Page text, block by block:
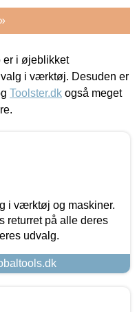
i øjeblikket
i værktøj. Desuden er
Toolster.dk også meget
i værktøj og maskiner.
returret på alle deres
udvalg.